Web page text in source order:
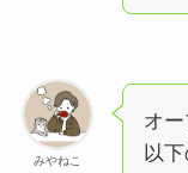
みやねこ
オ
以